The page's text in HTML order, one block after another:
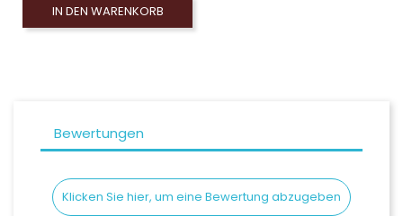
IN DEN WARENKORB
Bewertungen
Klicken Sie hier, um eine Bewertung abzugeben